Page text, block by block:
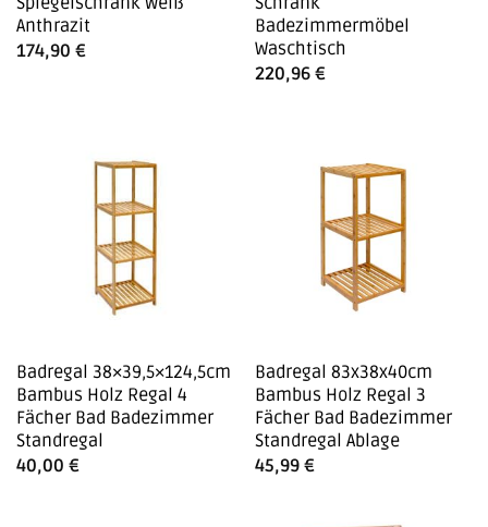
Anthrazit
174,90 €
Badezimmermöbel
Waschtisch
220,96 €
Badregal 38×39,5×124,5cm
Bambus Holz Regal 4
Fächer Bad Badezimmer
Standregal
40,00 €
Badregal 83x38x40cm
Bambus Holz Regal 3
Fächer Bad Badezimmer
Standregal Ablage
45,99 €